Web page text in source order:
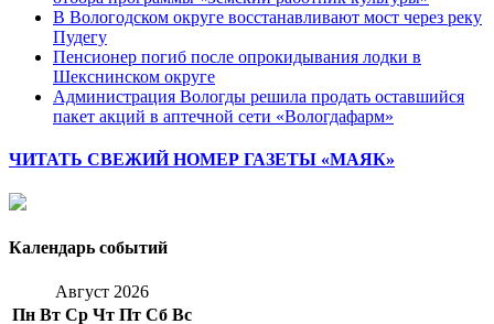
В Вологодском округе восстанавливают мост через реку
Пудегу
Пенсионер погиб после опрокидывания лодки в
Шекснинском округе
Администрация Вологды решила продать оставшийся
пакет акций в аптечной сети «Вологдафарм»
ЧИТАТЬ СВЕЖИЙ НОМЕР ГАЗЕТЫ «МАЯК»
Календарь событий
Август 2026
Пн Вт Ср Чт Пт Сб Вс